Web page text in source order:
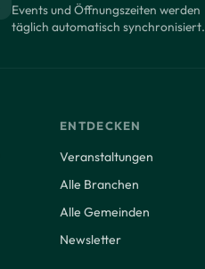
Events und Öffnungszeiten werden
täglich automatisch synchronisiert.
ENTDECKEN
Veranstaltungen
Alle Branchen
Alle Gemeinden
Newsletter